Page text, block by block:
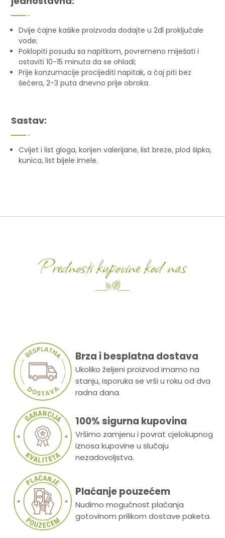
Dvije čajne kašike proizvoda dodajte u 2dl proključale
vode;
Poklopiti posudu sa napitkom, povremeno miješati i
ostaviti 10-15 minuta da se ohladi;
Prije konzumacije procijediti napitak, a čaj piti bez
šećera, 2-3 puta dnevno prije obroka.
Sastav:
Cvijet i list gloga, korijen valerijane, list breze, plod šipka,
kunica, list bijele imele.
Prednosti kupovine kod nas
Brza i besplatna dostava
Ukoliko željeni proizvod imamo na
stanju, isporuka se vrši u roku od dva
radna dana.
100% sigurna kupovina
Vršimo zamjenu i povrat cjelokupnog
iznosa kupovine u slučaju
nezadovoljstva.
Plaćanje pouzećem
Nudimo mogućnost plaćanja
gotovinom prilikom dostave paketa.